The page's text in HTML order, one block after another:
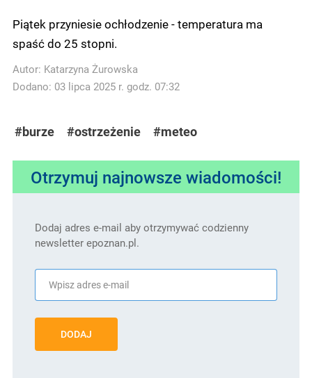
Piątek przyniesie ochłodzenie - temperatura ma
spaść do 25 stopni.
Autor: Katarzyna Żurowska
Dodano: 03 lipca 2025 r. godz. 07:32
#burze #ostrzeżenie #meteo
Otrzymuj najnowsze wiadomości!
Dodaj adres e-mail aby otrzymywać codzienny
newsletter epoznan.pl.
DODAJ